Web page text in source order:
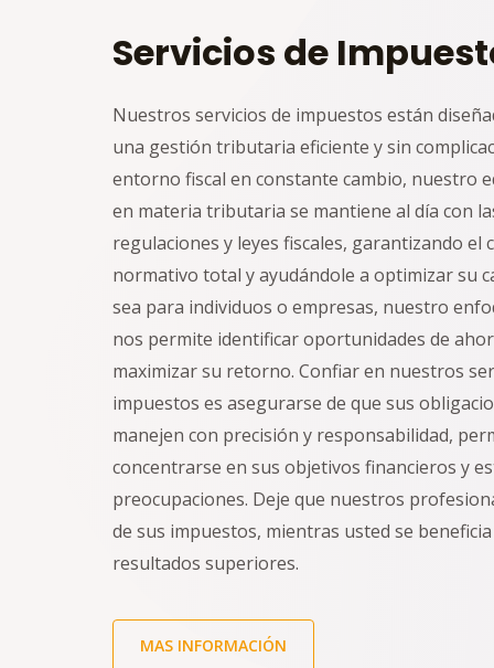
Servicios de
Nuestros servicios de impuestos están
una gestión tributaria eficiente y sin
entorno fiscal en constante cambio, nuestro
en materia tributaria se mantiene al día con
regulaciones y leyes fiscales, garantizando el
normativo total y ayudándole a optimizar su
sea para individuos o empresas, nuestro
nos permite identificar oportunidades de
maximizar su retorno. Confiar en nuestros
impuestos es asegurarse de que sus
manejen con precisión y responsabilidad,
concentrarse en sus objetivos financieros y
preocupaciones. Deje que nuestros
de sus impuestos, mientras usted se
resultados superiores.
MAS INFORMACIÓN